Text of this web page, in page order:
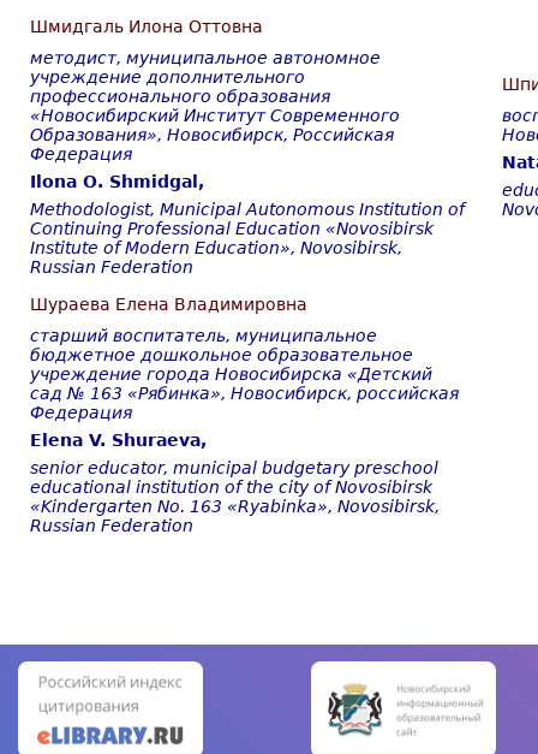
Шмидгаль Илона Оттовна
методист, муниципальное автономное
учреждение дополнительного
профессионального образования
«Новосибирский Институт Современного
Образования», Новосибирск, Российская
Федерация
Ilona О. Shmidgal,
Methodologist, Municipal Autonomous Institution of
Continuing Professional Education «Novosibirsk
Institute of Modern Education», Novosibirsk,
Russian Federation
Шураева Елена Владимировна
старший воспитатель, муниципальное
бюджетное дошкольное образовательное
учреждение города Новосибирска «Детский
сад № 163 «Рябинка», Новосибирск, российская
Федерация
Elena V. Shuraeva,
senior educator, municipal budgetary preschool
educational institution of the city of Novosibirsk
«Kindergarten No. 163 «Ryabinka», Novosibirsk,
Russian Federation